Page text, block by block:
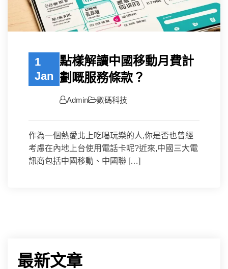
1
Jan
點樣解讀中國移動月費計
劃嘅服務條款？
Admin 數碼科技
作為一個熱愛北上吃喝玩樂的人,你是否也曾經
考慮在內地上台使用電話卡呢?近來,中國三大電
訊商包括中國移動、中國聯 […]
最新文章